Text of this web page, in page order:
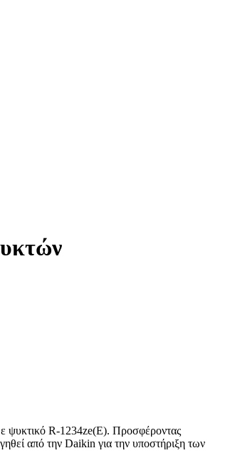
ψυκτικό R-1234ze(E). Προσφέροντας
από την Daikin για την υποστήριξη των